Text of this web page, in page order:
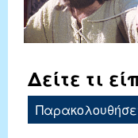
Δείτε τι